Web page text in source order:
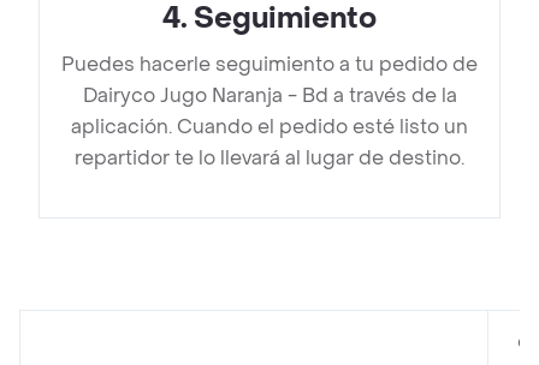
4. Seguimiento
Puedes hacerle seguimiento a tu pedido de
Dairyco Jugo Naranja - Bd a través de la
aplicación. Cuando el pedido esté listo un
repartidor te lo llevará al lugar de destino.